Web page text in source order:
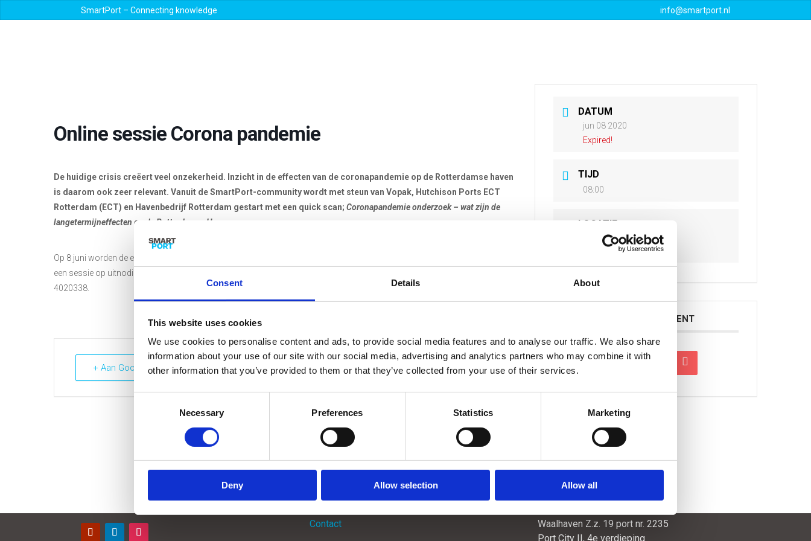
Consent Details About
This website uses cookies
We use cookies to personalise content and ads, to provide social media features and to analyse our traffic. We also share
information about your use of our site with our social media, advertising and analytics partners who may combine it with
other information that you’ve provided to them or that they’ve collected from your use of their services.
Necessary Preferences Statistics Marketing
Deny Allow selection Allow all
SmartPort – Connecting knowledge info@smartport.nl
Online sessie Corona pandemie
De huidige crisis creëert veel onzekerheid. Inzicht in de effecten van de coronapandemie op de Rotterdamse haven
is daarom ook zeer relevant. Vanuit de SmartPort-community wordt met steun van Vopak, Hutchison Ports ECT
Rotterdam (ECT) en Havenbedrijf Rotterdam gestart met een quick scan; Coronapandemie onderzoek – wat zijn de
langetermijneffecten op de Rotterdamse Haven
Op 8 juni worden de eerste bevindingen met de deelnemende partijen en de stuurgroepleden van SmartPort gedeeld. Dit is
een sessie op uitnodiging. Meer info? Stuur een mail met je vragen naar
4020338.
+ Aan Google Kalender toevoegen + iCal / Outlook export
DATUM
jun 08 2020
Expired!
TIJD
08:00
LOCATIE
Online, Google Meet
DEEL DIT EVENEMENT
Contact
Waalhaven Z.z. 19 port nr. 2235
Port City II, 4e verdieping